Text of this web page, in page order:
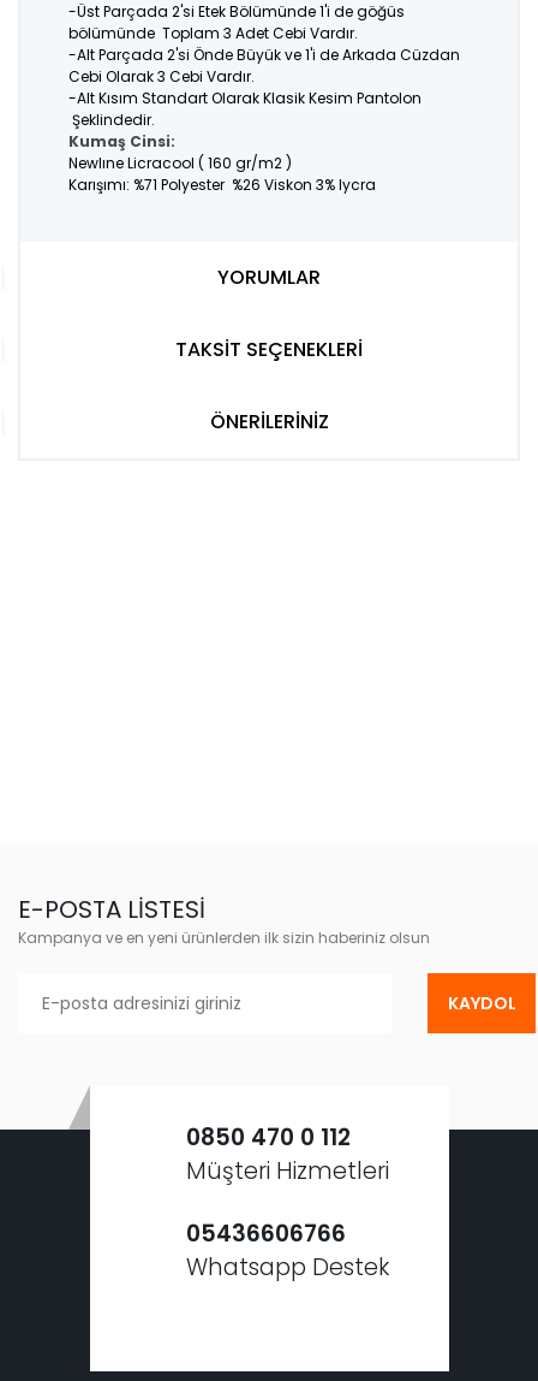
-Üst Parçada 2'si Etek Bölümünde 1'i de göğüs
bölümünde Toplam 3 Adet Cebi Vardır.
-Alt Parçada 2'si Önde Büyük ve 1'i de Arkada Cüzdan
Cebi Olarak 3 Cebi Vardır.
-Alt Kısım Standart Olarak Klasik Kesim Pantolon
Şeklindedir.
Kumaş Cinsi:
Newlıne Licracool ( 160 gr/m2 )
Karışımı: %71 Polyester %26 Viskon 3% lycra
YORUMLAR
TAKSİT SEÇENEKLERİ
ÖNERİLERİNİZ
E-POSTA LİSTESİ
Kampanya ve en yeni ürünlerden ilk sizin haberiniz olsun
KAYDOL
0850 470 0 112
Müşteri Hizmetleri
05436606766
Whatsapp Destek